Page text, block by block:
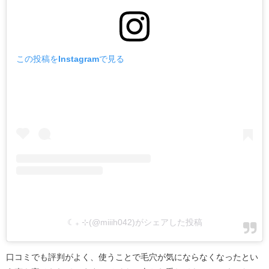
この投稿をInstagramで見る
☾₊ ⊹(@miiih042)がシェアした投稿
口コミでも評判がよく、使うことで毛穴が気にならなくなったとい